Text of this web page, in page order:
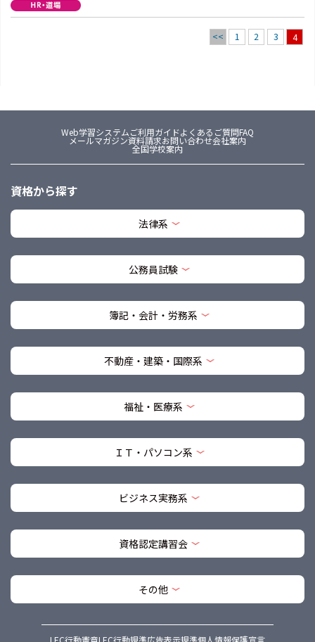
<< 1 2 3 4
Web学習システムご利用ガイドよくあるご質問FAQ
メールマガジン資料請求お問い合わせ会社案内
全国学校案内
資格から探す
法律系
公務員試験
簿記・会計・労務系
不動産・建築・国際系
福祉・医療系
ＩＴ・パソコン系
ビジネス実務系
資格認定講習会
その他